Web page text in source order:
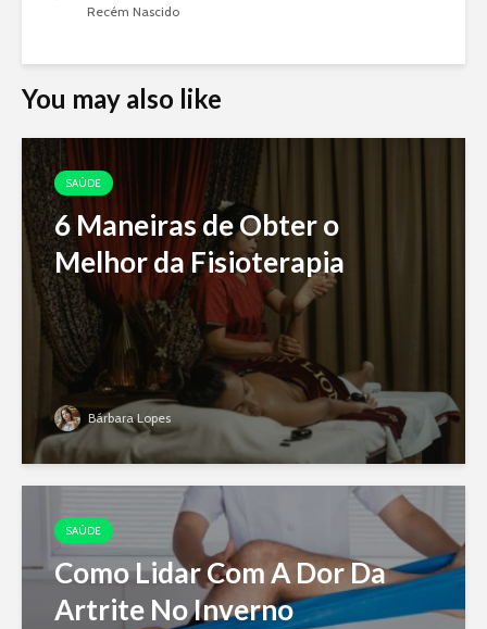
Recém Nascido
You may also like
SAÚDE
6 Maneiras de Obter o
Melhor da Fisioterapia
Bárbara Lopes
SAÚDE
Como Lidar Com A Dor Da
Artrite No Inverno